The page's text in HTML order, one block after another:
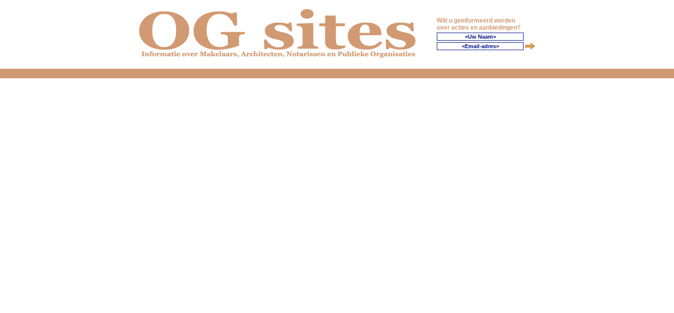
Wilt u geinformeerd worden
over acties en aanbiedingen?